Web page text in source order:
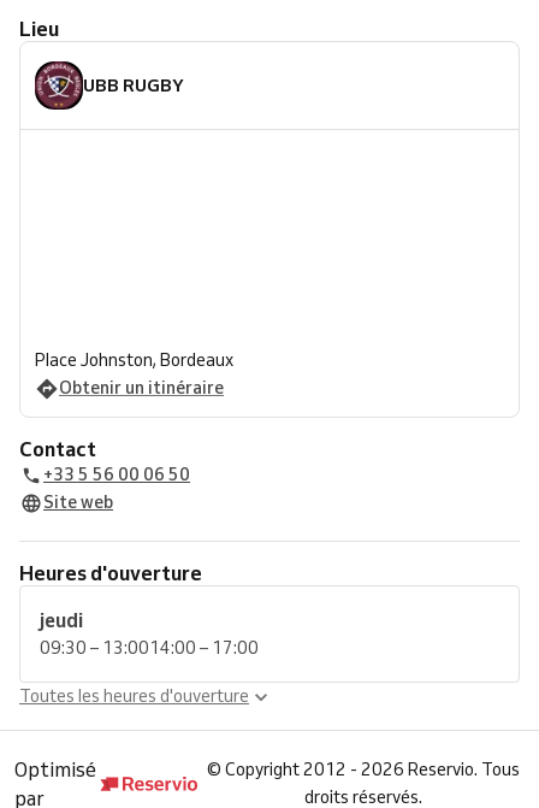
Lieu
UBB RUGBY
Place Johnston, Bordeaux
Obtenir un itinéraire
Contact
+33 5 56 00 06 50
Site web
Heures d'ouverture
jeudi
09:30 – 13:0014:00 – 17:00
Toutes les heures d'ouverture
Optimisé
par
© Copyright 2012 - 2026 Reservio. Tous
droits réservés.